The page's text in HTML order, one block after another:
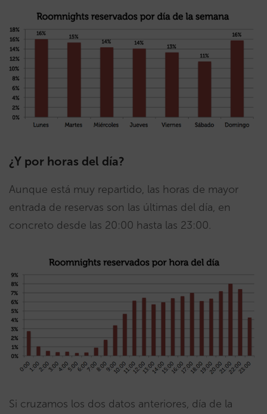
¿Y por horas del día?
Aunque está muy repartido, las horas de mayor
entrada de reservas son las últimas del día, en
concreto desde las 20:00 hasta las 23:00.
Si cruzamos los dos datos anteriores, día de la